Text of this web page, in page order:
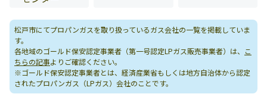
松戸市にてプロパンガスを取り扱っているガス会社の一覧を掲載していま
す。
各地域のゴールド保安認定事業者（第一号認定LPガス販売事業者）は、
こ
ちらの記事よりご確認ください。
※ゴールド保安認定事業者とは、経済産業省もしくは地方自治体から認定
されたプロパンガス（LPガス）会社のことです。